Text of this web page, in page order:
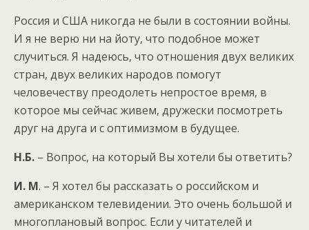
Россия и США никогда не были в состоянии войны.
И я не верю ни на йоту, что подобное может
случиться. Я надеюсь, что отношения двух великих
стран, двух великих народов помогут
человечеству преодолеть непростое время, в
которое мы сейчас живем, дружески посмотреть
друг на друга и с оптимизмом в будущее.
Н.Б. – Вопрос, на который Вы хотели бы ответить?
И. М. – Я хотел бы рассказать о российском и
американском телевидении. Это очень большой и
многоплановый вопрос. Если у читателей и